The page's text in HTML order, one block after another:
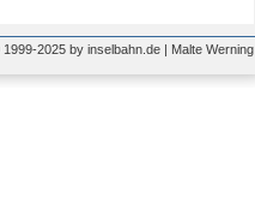
2025 by inselbahn.de | Malte Werning